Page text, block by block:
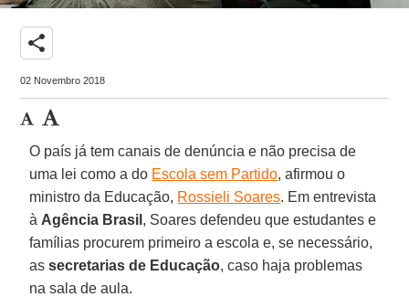
share
02 Novembro 2018
O país já tem canais de denúncia e não precisa de
uma lei como a do Escola sem Partido, afirmou o
ministro da Educação, Rossieli Soares. Em entrevista
à Agência Brasil , Soares defendeu que estudantes e
famílias procurem primeiro a escola e, se necessário,
assecretarias de Educação, caso haja problemas
na sala de aula.